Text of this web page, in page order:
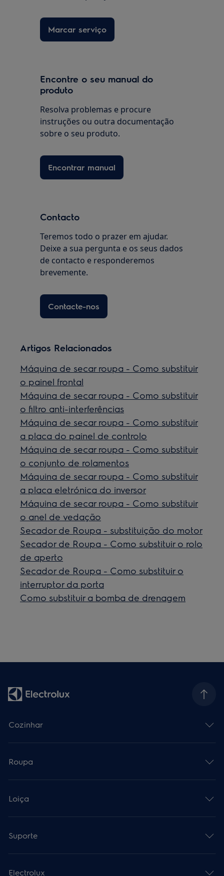
Marcar serviço
Encontre o seu manual do
produto
Resolva problemas e procure
instruções ou outra documentação
sobre o seu produto.
Encontrar manual
Contacto
Teremos todo o prazer em ajudar.
Deixe a sua pergunta e os seus dados
de contacto e responderemos
brevemente.
Contacte-nos
Artigos Relacionados
Máquina de secar roupa - Como substituir
o painel frontal
Máquina de secar roupa - Como substituir
o filtro anti-interferências
Máquina de secar roupa - Como substituir
a placa do painel de controlo
Máquina de secar roupa - Como substituir
o conjunto de rolamentos
Máquina de secar roupa - Como substituir
a placa eletrónica do inversor
Máquina de secar roupa - Como substituir
o anel de vedação
Secador de Roupa - substituição do motor
Secador de Roupa - Como substituir o rolo
de aperto
Secador de Roupa - Como substituir o
interruptor da porta
Como substituir a bomba de drenagem
Cozinhar
Roupa
Loiça
Suporte
Electrolux